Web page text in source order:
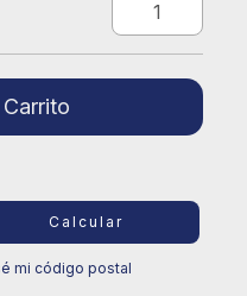
Calcular
mi código postal